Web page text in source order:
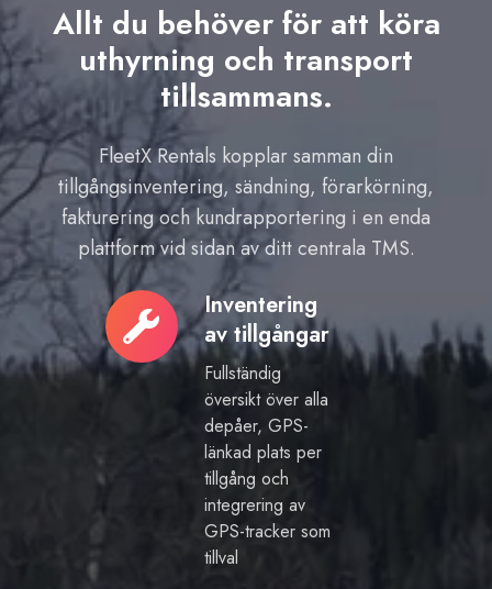
Allt du behöver för att köra
uthyrning och transport
tillsammans.
FleetX Rentals kopplar samman din
tillgångsinventering, sändning, förarkörning,
fakturering och kundrapportering i en enda
plattform vid sidan av ditt centrala TMS.
Inventering
av tillgångar
Fullständig
översikt över alla
depåer, GPS-
länkad plats per
tillgång och
integrering av
GPS-tracker som
tillval
Inventering
av
tillgångar